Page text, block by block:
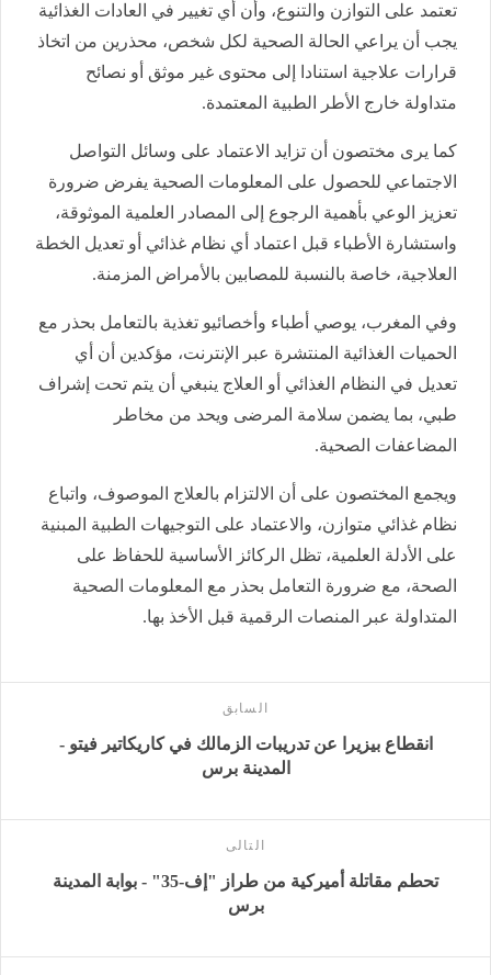
تعتمد على التوازن والتنوع، وأن أي تغيير في العادات الغذائية
يجب أن يراعي الحالة الصحية لكل شخص، محذرين من اتخاذ
قرارات علاجية استنادا إلى محتوى غير موثق أو نصائح
متداولة خارج الأطر الطبية المعتمدة.
كما يرى مختصون أن تزايد الاعتماد على وسائل التواصل
الاجتماعي للحصول على المعلومات الصحية يفرض ضرورة
تعزيز الوعي بأهمية الرجوع إلى المصادر العلمية الموثوقة،
واستشارة الأطباء قبل اعتماد أي نظام غذائي أو تعديل الخطة
العلاجية، خاصة بالنسبة للمصابين بالأمراض المزمنة.
وفي المغرب، يوصي أطباء وأخصائيو تغذية بالتعامل بحذر مع
الحميات الغذائية المنتشرة عبر الإنترنت، مؤكدين أن أي
تعديل في النظام الغذائي أو العلاج ينبغي أن يتم تحت إشراف
طبي، بما يضمن سلامة المرضى ويحد من مخاطر
المضاعفات الصحية.
ويجمع المختصون على أن الالتزام بالعلاج الموصوف، واتباع
نظام غذائي متوازن، والاعتماد على التوجيهات الطبية المبنية
على الأدلة العلمية، تظل الركائز الأساسية للحفاظ على
الصحة، مع ضرورة التعامل بحذر مع المعلومات الصحية
المتداولة عبر المنصات الرقمية قبل الأخذ بها.
السابق
انقطاع بيزيرا عن تدريبات الزمالك في كاريكاتير فيتو -
المدينة برس
التالى
تحطم مقاتلة أميركية من طراز "إف-35" - بوابة المدينة
برس